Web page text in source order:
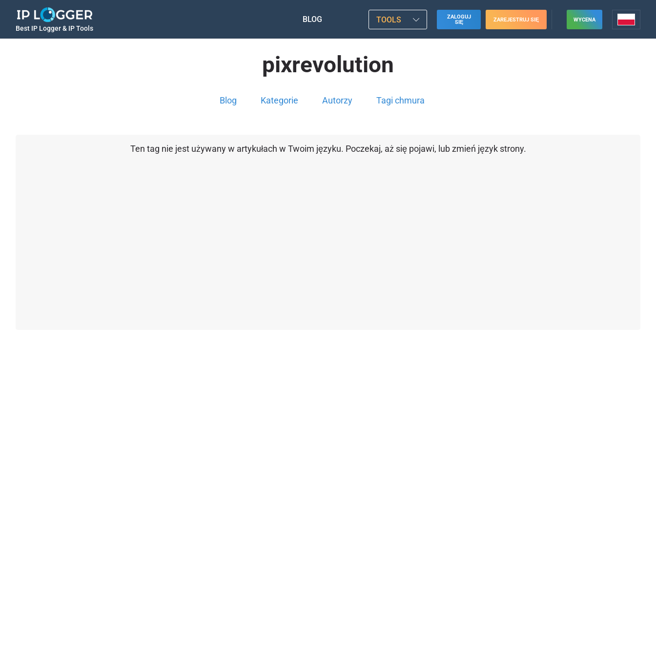
Best IP Logger & IP Tools
BLOG TOOLS
ZALOGUJ
SIĘ
ZAREJESTRUJ SIĘ WYCENA
pixrevolution
Blog Kategorie Autorzy Tagi chmura